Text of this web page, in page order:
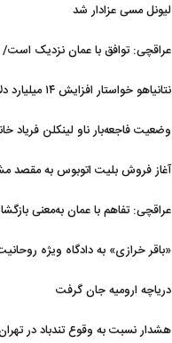
لیونل مسی عزادار شد
نتانیاهو خواستار افزایش ۱۴ میلیارد دلاری بودجه نظامی اسرائیل شد
وضعیت فاجعه‌بار ناو لینکلن فریاد
آغاز فروش بلیت اتوبوس به مقصد
عراقچی: تفاهم با عمان به‌معنی
«باقر خرازی» به دادگاه ویژه
دریاچه ارومیه جان گرفت
هشدار نسبت به وقوع تندباد در